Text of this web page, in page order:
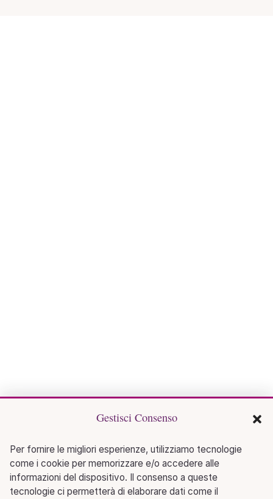
Gestisci Consenso
Per fornire le migliori esperienze, utilizziamo tecnologie
come i cookie per memorizzare e/o accedere alle
informazioni del dispositivo. Il consenso a queste
tecnologie ci permetterà di elaborare dati come il